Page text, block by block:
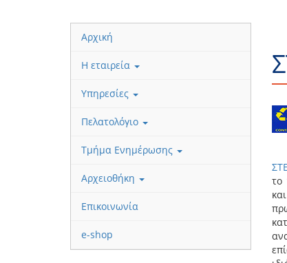
Αρχική
Η εταιρεία
Υπηρεσίες
Πελατολόγιο
Τμήμα Ενημέρωσης
Αρχειοθήκη
Επικοινωνία
e-shop
το